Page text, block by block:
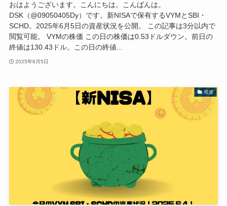
おはようございます。こんにちは。こんばんは。
DSK（@09050405Dy）です。新NISAで保有するVYMとSBI・
SCHD。2025年6月5日の資産状況を公開。 この記事は3分以内で
閲覧可能。 VYMの株価 この日の株価は0.53ドルダウン。前日の
終値は130.43ドル。この日の終値...
2025年6月5日
投資